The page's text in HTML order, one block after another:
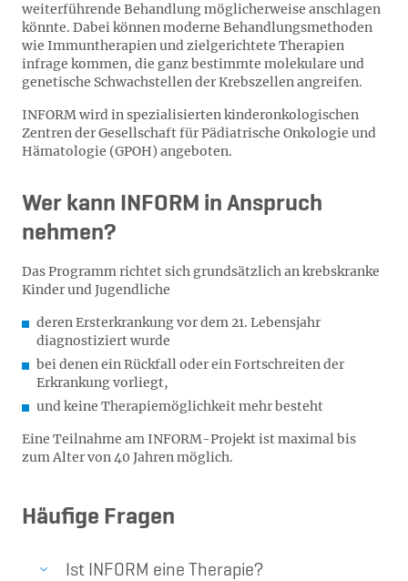
weiterführende Behandlung möglicherweise anschlagen
könnte. Dabei können moderne Behandlungsmethoden
wie Immuntherapien und zielgerichtete Therapien
infrage kommen, die ganz bestimmte molekulare und
genetische Schwachstellen der Krebszellen angreifen.
INFORM wird in spezialisierten kinderonkologischen
Zentren der Gesellschaft für Pädiatrische Onkologie und
Hämatologie (GPOH) angeboten.
Wer kann INFORM in Anspruch
nehmen?
Das Programm richtet sich grundsätzlich an krebskranke
Kinder und Jugendliche
deren Ersterkrankung vor dem 21. Lebensjahr
diagnostiziert wurde
bei denen ein Rückfall oder ein Fortschreiten der
Erkrankung vorliegt,
und keine Therapiemöglichkeit mehr besteht
Eine Teilnahme am INFORM-Projekt ist maximal bis
zum Alter von 40 Jahren möglich.
Häufige Fragen
Ist INFORM eine Therapie?